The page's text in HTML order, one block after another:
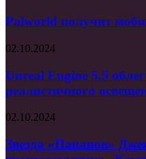
«Властелина
Колец
мобильную
версию
от
Krafton
Palworld получит
Unreal
5.5
облегчает
создание
освещения
функцией
02.10.2024
Unreal Engine 5.5
реалистичного
Звезда
Джек
Куэйд
02.10.2024
Звезда «Пацанов»